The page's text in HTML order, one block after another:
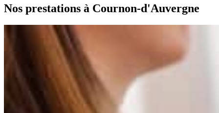
Nos prestations à Cournon-d'Auvergne